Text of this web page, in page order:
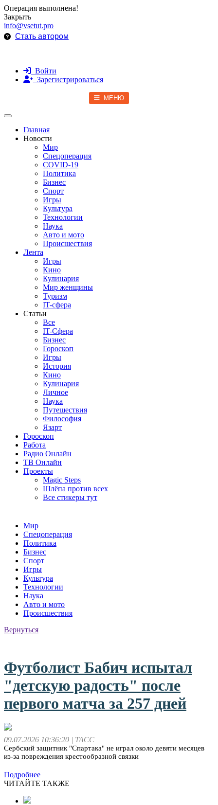
Операция выполнена!
Закрыть
info@vsetut.pro
Стать автором
Войти
Зарегистрироваться
МЕНЮ
Toggle navigation
Главная
Новости
Мир
Спецоперация
COVID-19
Политика
Бизнес
Спорт
Игры
Культура
Технологии
Наука
Авто и мото
Происшествия
Лента
Игры
Кино
Кулинария
Мир женщины
Туризм
IT-сфера
Статьи
Все
IT-Сфера
Бизнес
Гороскоп
Игры
История
Кино
Кулинария
Личное
Наука
Путешествия
Философия
Язарт
Гороскоп
Работа
Радио Онлайн
ТВ Онлайн
Проекты
Magic Steps
Шлёпа против всех
Все стикеры тут
Мир
Спецоперация
Политика
Бизнес
Спорт
Игры
Культура
Технологии
Наука
Авто и мото
Происшествия
Вернуться
Футболист Бабич испытал
"детскую радость" после
первого матча за 257 дней
09.07.2026 10:36:20 | ТАСС
Сербский защитник "Спартака" не играл около девяти месяцев
из-за повреждения крестообразной связки
Подробнее
ЧИТАЙТЕ ТАКЖЕ